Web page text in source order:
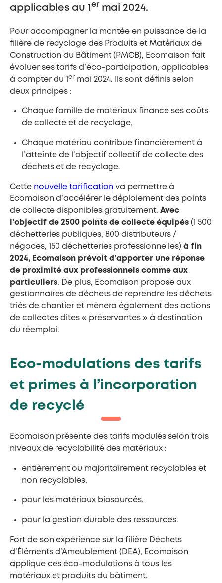
applicables au 1 er mai 2024.
Pour accompagner la montée en puissance de la
filière de recyclage des Produits et Matériaux de
Construction du Bâtiment (PMCB), Ecomaison fait
évoluer ses tarifs d’éco-participation, applicables
à compter du 1 er mai 2024. Ils sont définis selon
deux principes :
Chaque famille de matériaux finance ses coûts
de collecte et de recyclage,
Chaque matériau contribue financièrement à
l’atteinte de l’objectif collectif de collecte des
déchets et de recyclage.
Cette nouvelle tarification va permettre à
Ecomaison d’accélérer le déploiement des points
de collecte disponibles gratuitement. Avec
l’objectif de 2500 points de collecte équipés (1 500
déchetteries publiques, 800 distributeurs /
négoces, 150 déchetteries professionnelles) à fin
2024, Ecomaison prévoit d’apporter une réponse
de proximité aux professionnels comme aux
particuliers. De plus, Ecomaison propose aux
gestionnaires de déchets de reprendre les déchets
triés de chantier et mènera également des actions
de collectes dites « préservantes » à destination
du réemploi.
Eco-modulations des tarifs
et primes à l’incorporation
de recyclé
Ecomaison présente des tarifs modulés selon trois
niveaux de recyclabilité des matériaux :
entièrement ou majoritairement recyclables et
non recyclables,
pour les matériaux biosourcés,
pour la gestion durable des ressources.
Fort de son expérience sur la filière Déchets
d’Éléments d’Ameublement (DEA), Ecomaison
applique ces éco-modulations à tous les
matériaux et produits du bâtiment.